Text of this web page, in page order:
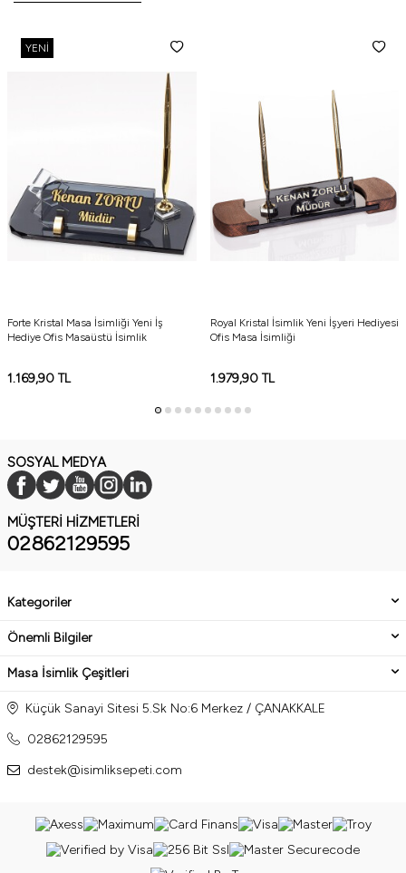
1 Adet Altın Renk Kalem
1 Adet Altın Renk Geçme Saat
Kristal Kartvizitlik Alanı
Kristal Saatlik Alanı
YENI
Forte Kristal Masa İsimliği Yeni İş
Hediye Ofis Masaüstü İsimlik
1.169,90 TL
Royal Kristal İsimlik Yeni İşyeri Hediyesi
Ofis Masa İsimliği
1.979,90TL
SOSYAL MEDYA
MÜŞTERI HIZMETLERI
02862129595
Kategoriler
Önemli Bilgiler
Masa İsimlik Çeşitleri
Küçük Sanayi Sitesi 5.Sk No:6 Merkez / ÇANAKKALE
02862129595
destek@isimliksepeti.com